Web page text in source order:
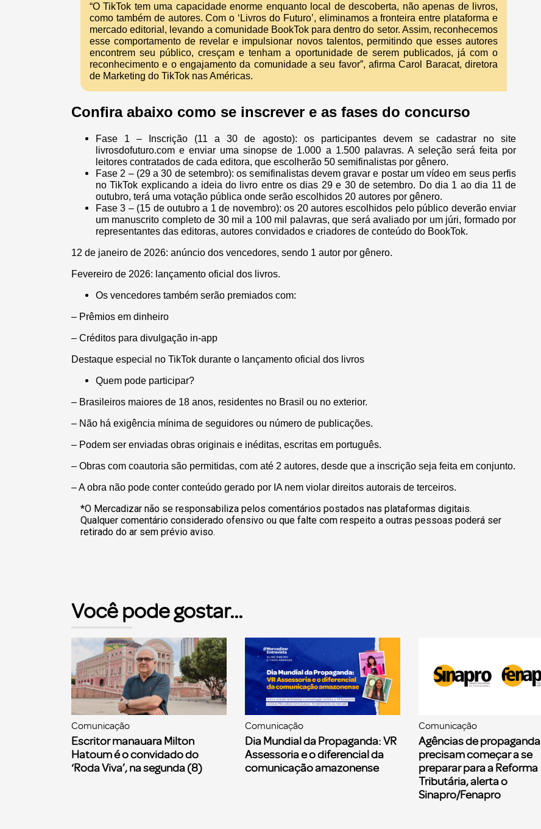
“O TikTok tem uma capacidade enorme enquanto local de descoberta, não apenas de livros,
como também de autores. Com o ‘Livros do Futuro’, eliminamos a fronteira entre plataforma e
mercado editorial, levando a comunidade BookTok para dentro do setor. Assim, reconhecemos
esse comportamento de revelar e impulsionar novos talentos, permitindo que esses autores
encontrem seu público, cresçam e tenham a oportunidade de serem publicados, já com o
reconhecimento e o engajamento da comunidade a seu favor”, afirma Carol Baracat, diretora
de Marketing do TikTok nas Américas.
Confira abaixo como se inscrever e as fases do concurso
Fase 1 – Inscrição (11 a 30 de agosto): os participantes devem se cadastrar no site
livrosdofuturo.com e enviar uma sinopse de 1.000 a 1.500 palavras. A seleção será feita por
leitores contratados de cada editora, que escolherão 50 semifinalistas por gênero.
Fase 2 – (29 a 30 de setembro): os semifinalistas devem gravar e postar um vídeo em seus perfis
no TikTok explicando a ideia do livro entre os dias 29 e 30 de setembro. Do dia 1 ao dia 11 de
outubro, terá uma votação pública onde serão escolhidos 20 autores por gênero.
Fase 3 – (15 de outubro a 1 de novembro): os 20 autores escolhidos pelo público deverão enviar
um manuscrito completo de 30 mil a 100 mil palavras, que será avaliado por um júri, formado por
representantes das editoras, autores convidados e criadores de conteúdo do BookTok.
12 de janeiro de 2026: anúncio dos vencedores, sendo 1 autor por gênero.
Fevereiro de 2026: lançamento oficial dos livros.
Os vencedores também serão premiados com:
– Prêmios em dinheiro
– Créditos para divulgação in-app
Destaque especial no TikTok durante o lançamento oficial dos livros
Quem pode participar?
– Brasileiros maiores de 18 anos, residentes no Brasil ou no exterior.
– Não há exigência mínima de seguidores ou número de publicações.
– Podem ser enviadas obras originais e inéditas, escritas em português.
– Obras com coautoria são permitidas, com até 2 autores, desde que a inscrição seja feita em conjunto.
– A obra não pode conter conteúdo gerado por IA nem violar direitos autorais de terceiros.
*O Mercadizar não se responsabiliza pelos comentários postados nas plataformas digitais.
Qualquer comentário considerado ofensivo ou que falte com respeito a outras pessoas poderá ser
retirado do ar sem prévio aviso.
Você pode gostar...
Comunicação
Escritor manauara Milton
Hatoum é o convidado do
‘Roda Viva’, na segunda (8)
Comunicação
Dia Mundial da Propaganda: VR
Assessoria e o diferencial da
comunicação amazonense
Comunicação
Agências de propaganda
precisam começar a se
preparar para a Reforma
Tributária, alerta o
Sinapro/Fenapro